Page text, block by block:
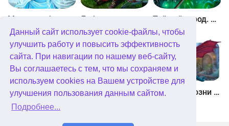
Данный сайт использует cookie-файлы, чтобы
улучшить работу и повысить эффективность
сайта. При навигации по нашему веб-сайту,
Вы соглашаетесь с тем, что мы сохраняем и
используем cookies на Вашем устройстве для
улучшения пользования данным сайтом.
Подробнее...
увлекательный поиск предметов.
Тайный город. Подводное королевство. Коллекционное издание
Небесные земли. Пробуждение гигантов. Коллекционное издание Загадки Нью-Йорка. Пробуждение. Коллекционное издание Химеры. Козни зла. Коллекционное издание